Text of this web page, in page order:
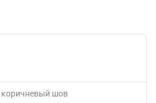
шов